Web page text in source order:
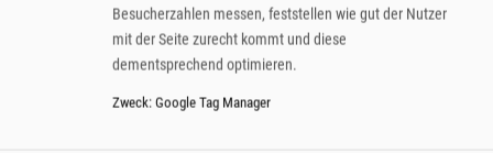
Datenschutzerklärung
Besucherzahlen messen, feststellen wie gut der Nutzer
mit der Seite zurecht kommt und diese
dementsprechend optimieren.
Zweck: Google Tag Manager